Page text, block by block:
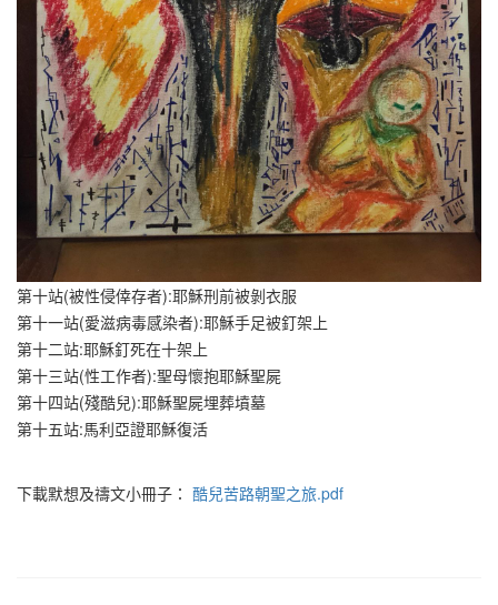
第十站(被性侵倖存者):耶穌刑前被剝衣服
第十一站(愛滋病毒感染者):耶穌手足被釘架上
第十二站:耶穌釘死在十架上
第十三站(性工作者):聖母懷抱耶穌聖屍
第十四站(殘酷兒):耶穌聖屍埋葬墳墓
第十五站:馬利亞證耶穌復活
下載默想及禱文小冊子： 酷兒苦路朝聖之旅.pdf